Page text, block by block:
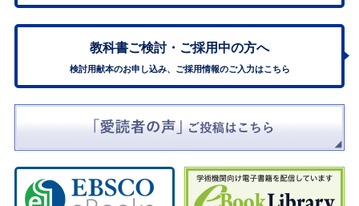
教科書ご検討・ ご採用中の方へ
検討用献本のお申し込み、ご採用情報のご入力はこちら